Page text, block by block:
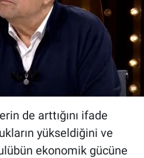
de arttığını ifade
yükseldiğini ve
ekonomik gücüne